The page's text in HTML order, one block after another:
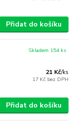
Přidat do košíku
21 Kč/ks
17 Kč bez DPH
Skladem 154 ks
Přidat do košíku